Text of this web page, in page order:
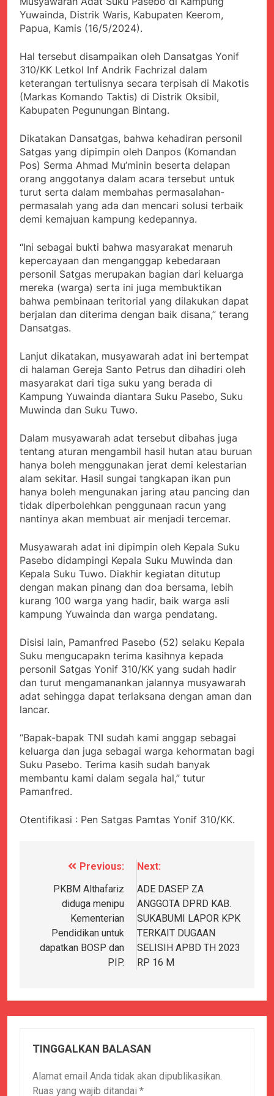
Kabupaten Sukabumi
Angkat Bicara
Satgas Yonif 310/KK
Lakukan Pengecatan
Dan Pembenahan
Juli 21, 2024
Angkat Bicara Terkait
Dugaan pembelian obat
yang akan Kadaluarsa
oleh Puskesmas
Juli 21, 2024
Diduga Pembelian Obat
oleh Puskesmas di
Kab. Sukabumi yang
akan Kadaluarsa.
Juli 20, 2024
Tunjukan
Yonif 310/KK Berikan
Bantuan Duka Cita
Juli 20, 2024
Polda Jabar Beberkan
Perkembangan
Terbaru Kasus Dago
Elos
Juli 20, 2024
Kejaksaan Negeri Kab
Sukabumi didesak usut
Tuntas Dugaan
Pengadaan Buku Simi
Juli 19, 2024
Inspektorat Kab,
Sukabumi
menyalahgunakan
Anggaran Thn 2023.
Juli 19, 2024
Sambut Tahun Ajaran
Baru, Satgas Yonif
310/KK Ajak Pelajar
Bersihkan Lingkungan
Juli 19, 2024
Selisih APBD Tahun
Data Ganda Capai 6
Juta, BGN Benahi Basis
Penerima Program
Makan Bergizi Gratis
Agustus 6, 2026
Zulhas Pastikan SPPG
di Wilayah 3T Tuntas
Data MBG Hampir
Rampung
Bobby Maulana Pastikan
Kawasan Kuliner Ahmad
Yani Tetap Bersih,
Pemkot Sukabumi
Perkuat Penataan
Pedagang dan
Pengelolaan Sampah
Agustus 6, 2026
Ribuan Warga Padati
Peringatan Hari ASI
Sedunia di Cibadak,
PDIP Tegaskan ASI
adalah Investasi
Peradaban dan Upaya
Cegah Stunting
Agustus 6, 2026
Wujud Kepedulian Polri,
Koordinasikan dan
Berangkatkan Empat
Korban Kebakaran KMP
Mutiara Sentosa 2 ke
Posko Pusat Tg. Perak
Surabaya
Agustus 5, 2026
SMA Negeri Nyalindung
Sukabumi Diduga
Lakukan Pungutan
melalui Komite Sekolah,
Disorot karena Dinilai
Bertentangan dengan
Agustus 4, 2026
Ketua Umum FSP
Maritim Indonesia
Nasional TKBM: “Belum
Ada Keputusan Resmi”
Menjelajahi Potensi
Alam dan Kehangatan
Gotong Royong di
Desa Sukakersa
Agustus 3, 2026
Korban Tenggelam di
Perairan Giligenting
Prosedur
Sambut Kedatangan
Korban Evakuasi KM
Mutiara Sentosa 2 di
Pelabuhan Kalianget
Agustus 3, 2026
Yuwainda, Distrik Waris, Kabupaten Keerom,
Papua, Kamis (16/5/2024).
Hal tersebut disampaikan oleh Dansatgas Yonif
310/KK Letkol Inf Andrik Fachrizal dalam
keterangan tertulisnya secara terpisah di Makotis
(Markas Komando Taktis) di Distrik Oksibil,
Kabupaten Pegunungan Bintang.
Dikatakan Dansatgas, bahwa kehadiran personil
Satgas yang dipimpin oleh Danpos (Komandan
Pos) Serma Ahmad Mu’minin beserta delapan
orang anggotanya dalam acara tersebut untuk
turut serta dalam membahas permasalahan-
permasalah yang ada dan mencari solusi terbaik
demi kemajuan kampung kedepannya.
“Ini sebagai bukti bahwa masyarakat menaruh
kepercayaan dan menganggap kebedaraan
personil Satgas merupakan bagian dari keluarga
mereka (warga) serta ini juga membuktikan
bahwa pembinaan teritorial yang dilakukan dapat
berjalan dan diterima dengan baik disana,” terang
Dansatgas.
Lanjut dikatakan, musyawarah adat ini bertempat
di halaman Gereja Santo Petrus dan dihadiri oleh
masyarakat dari tiga suku yang berada di
Kampung Yuwainda diantara Suku Pasebo, Suku
Muwinda dan Suku Tuwo.
Dalam musyawarah adat tersebut dibahas juga
tentang aturan mengambil hasil hutan atau buruan
hanya boleh menggunakan jerat demi kelestarian
alam sekitar. Hasil sungai tangkapan ikan pun
hanya boleh mengunakan jaring atau pancing dan
tidak diperbolehkan penggunaan racun yang
nantinya akan membuat air menjadi tercemar.
Musyawarah adat ini dipimpin oleh Kepala Suku
Pasebo didampingi Kepala Suku Muwinda dan
Kepala Suku Tuwo. Diakhir kegiatan ditutup
dengan makan pinang dan doa bersama, lebih
kurang 100 warga yang hadir, baik warga asli
kampung Yuwainda dan warga pendatang.
Disisi lain, Pamanfred Pasebo (52) selaku Kepala
Suku mengucapakn terima kasihnya kepada
personil Satgas Yonif 310/KK yang sudah hadir
dan turut mengamanankan jalannya musyawarah
adat sehingga dapat terlaksana dengan aman dan
lancar.
“Bapak-bapak TNI sudah kami anggap sebagai
keluarga dan juga sebagai warga kehormatan bagi
Suku Pasebo. Terima kasih sudah banyak
membantu kami dalam segala hal,” tutur
Pamanfred.
Otentifikasi : Pen Satgas Pamtas Yonif 310/KK.
Navigasi
pos
Previous:
PKBM Althafariz
diduga menipu
Kementerian
Pendidikan untuk
dapatkan BOSP dan
PIP.
Next:
ADE DASEP ZA
ANGGOTA DPRD KAB.
SUKABUMI LAPOR KPK
TERKAIT DUGAAN
SELISIH APBD TH 2023
RP 16 M
TINGGALKAN BALASAN
Alamat email Anda tidak akan dipublikasikan.
Ruas yang wajib ditandai *